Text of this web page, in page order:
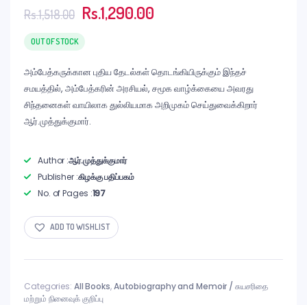
Rs.1,518.00 Original
price
was:
Rs.1,290.00
OUT OF STOCK
அம்பேத்கருக்கான புதிய தேடல்கள் தொடங்கியிருக்கும் இந்தச்
சமயத்தில், அம்பேத்கரின் அரசியல், சமூக வாழ்க்கையை அவரது
சிந்தனைகள் வாயிலாக துல்லியமாக அறிமுகம் செய்துவைக்கிறார்
ஆர்.முத்துக்குமார்.
Author :ஆர்.முத்துக்குமார்
Publisher :கிழக்கு பதிப்பகம்
No. of Pages :197
ADD TO WISHLIST
Categories: All Books,Autobiography and Memoir / சுயசரிதை
மற்றும் நினைவுக் குறிப்பு